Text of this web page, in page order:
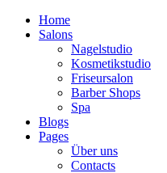
Home
Salons
Nagelstudio
Kosmetikstudio
Friseursalon
Barber Shops
Spa
Blogs
Pages
Über uns
Contacts